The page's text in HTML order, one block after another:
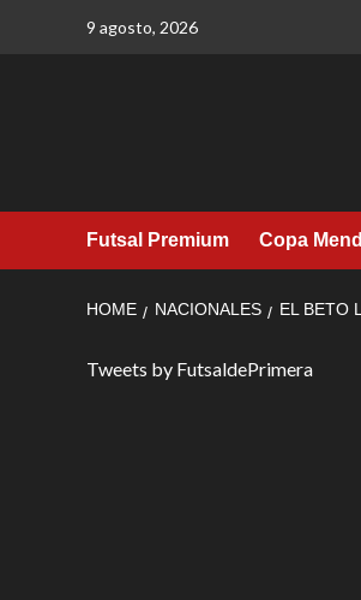
9 agosto, 2026
Futsal Premium Copa
HOME NACIONALES EL BETO
Tweets by FutsaldePrimera